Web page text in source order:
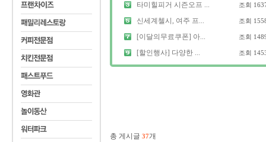
타미힐피거 시즌오프 ... 조회
신세계첼시, 여주 프... 조회
[이달의무료쿠폰] 아... 조회
[할인행사] 다양한 ... 조회
총 게시글 37개